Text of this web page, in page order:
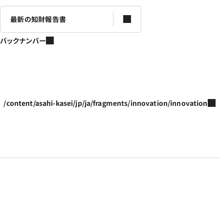
最新の知財報告書
バックナンバー
/content/asahi-kasei/jp/ja/fragments/innovation/innovation